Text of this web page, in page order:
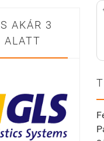
AKÁR 3
ALATT